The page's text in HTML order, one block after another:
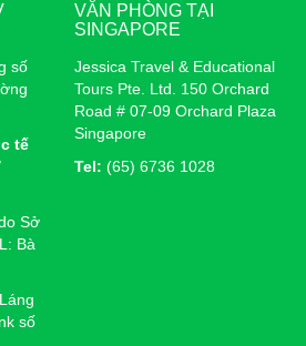
số
tế
Sở
Bà
số
VĂN PHÒNG TẠI
SINGAPORE
Jessica Travel & Educational
Tours Pte. Ltd. 150 Orchard
Road # 07-09 Orchard Plaza
Singapore
Tel: (65) 6736 1028